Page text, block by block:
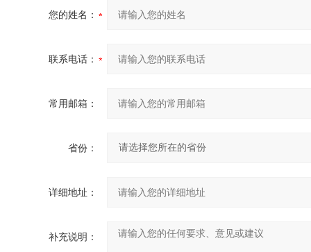
您的姓名：
联系电话：
常用邮箱：
省份：
详细地址：
补充说明：